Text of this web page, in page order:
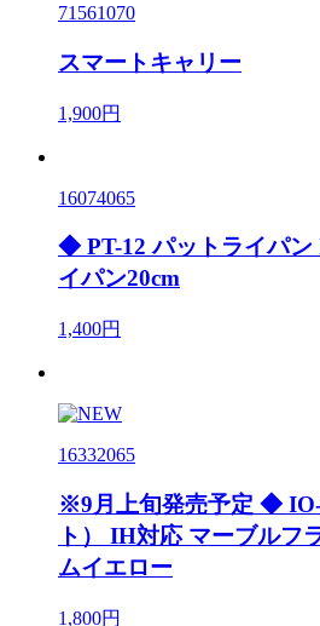
71561070
スマートキャリー
1,900円
16074065
◆ PT-12 パットライパン
イパン20cm
1,400円
16332065
※9月上旬発売予定 ◆
ト） IH対応 マーブルフ
ムイエロー
1,800円